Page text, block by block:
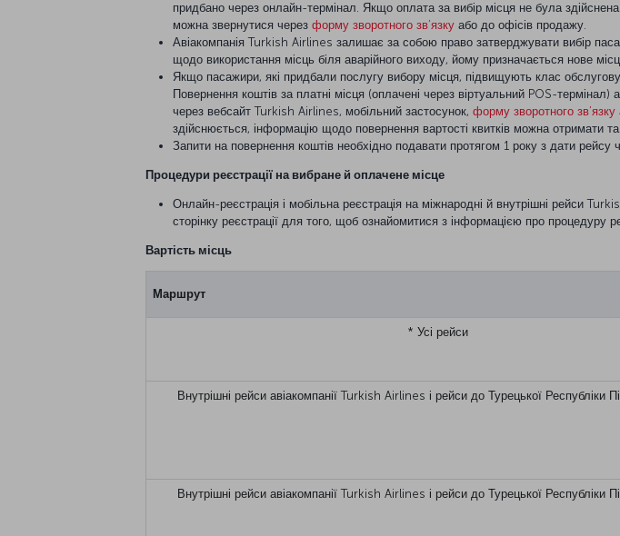
придбано через онлайн-термінал. Якщо оплата за вибір місця не була
можна звернутися через форму зворотного зв’язку або до офісів продажу.
Авіакомпанія Turkish Airlines залишає за собою право затверджувати вибір
щодо використання місць біля аварійного виходу, йому призначається нове
Якщо пасажири, які придбали послугу вибору місця, підвищують клас
Повернення коштів за платні місця (оплачені через віртуальний POS-
через вебсайт Turkish Airlines, мобільний застосунок, форму зворотного зв’язку
здійснюється, інформацію щодо повернення вартості квитків можна отримати
Запити на повернення коштів необхідно подавати протягом 1 року з дати рейсу
Процедури реєстрації на вибране й оплачене місце
Онлайн-реєстрація і мобільна реєстрація на міжнародні й внутрішні рейси
сторінку реєстрації для того, щоб ознайомитися з інформацією про процедуру
Вартість місць
Маршрут
* Усі рейси
Внутрішні рейси авіакомпанії Turkish Airlines і рейси до Турецької Республіки
Внутрішні рейси авіакомпанії Turkish Airlines і рейси до Турецької Республіки